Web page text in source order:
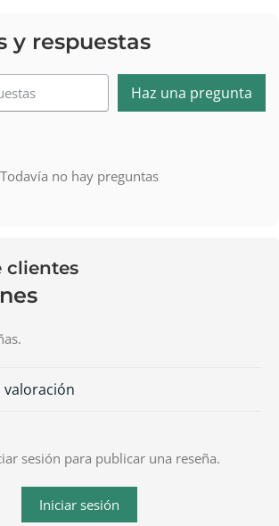
y respuestas
Haz una pregunta
Todavía no hay preguntas
clientes
sesión para publicar una reseña.
Iniciar sesión